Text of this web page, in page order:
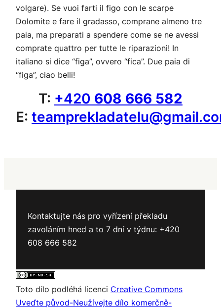
volgare). Se vuoi farti il figo con le scarpe
Dolomite e fare il gradasso, comprane almeno tre
paia, ma preparati a spendere come se ne avessi
comprate quattro per tutte le riparazioni! In
italiano si dice “figa”, ovvero “fica”. Due paia di
“figa”, ciao belli!
T: +420 608 666 582
E:
Kontaktujte nás pro vyřízení překladu
zavoláním hned a to 7 dní v týdnu: +420
608 666 582
Toto dílo podléhá licenci Creative Commons
Uveďte původ-Neužívejte dílo komerčně-